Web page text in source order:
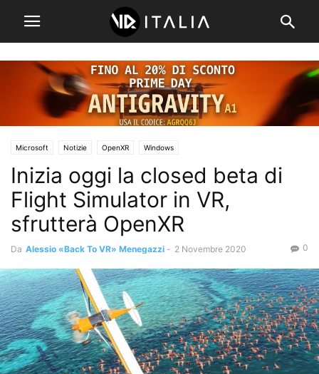
Microsoft Notizie OpenXR Windows
Inizia oggi la closed beta di
Flight Simulator in VR,
sfrutterà OpenXR
Da Alessio «Back To VR» Menegazzi - 2 Novembre 2020 0